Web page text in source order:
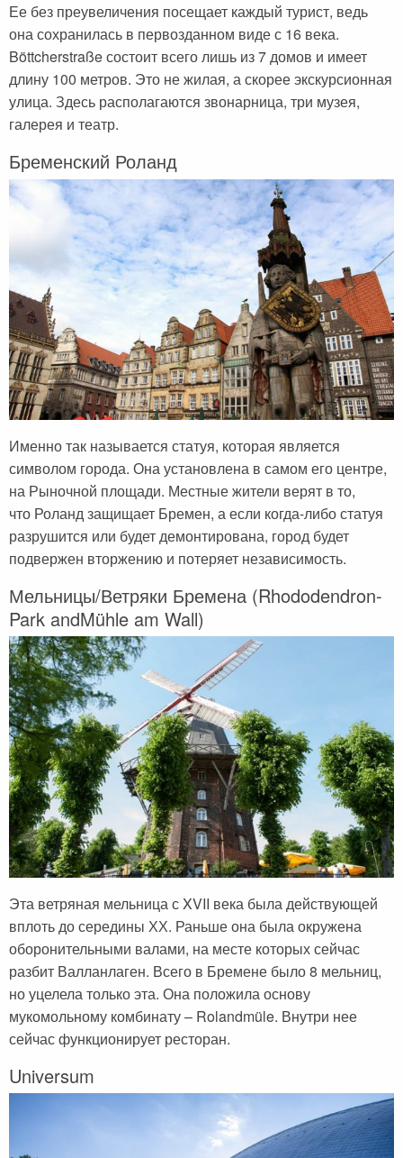
Ее без преувеличения посещает каждый турист, ведь
она сохранилась в первозданном виде с 16 века.
Böttcherstraße состоит всего лишь из 7 домов и имеет
длину 100 метров. Это не жилая, а скорее экскурсионная
улица. Здесь располагаются звонарница, три музея,
галерея и театр.
Бременский Роланд
Именно так называется статуя, которая является
символом города. Она установлена в самом его центре,
на Рыночной площади. Местные жители верят в то,
что Роланд защищает Бремен, а если когда-либо статуя
разрушится или будет демонтирована, город будет
подвержен вторжению и потеряет независимость.
Мельницы/Ветряки Бремена (Rhododendron-
Park andMühle am Wall)
Эта ветряная мельница с XVII века была действующей
вплоть до середины ХХ. Раньше она была окружена
оборонительными валами, на месте которых сейчас
разбит Валланлаген. Всего в Бремене было 8 мельниц,
но уцелела только эта. Она положила основу
мукомольному комбинату – Rolandmüle. Внутри нее
сейчас функционирует ресторан.
Universum